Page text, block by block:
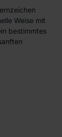
Weise mit
bestimmtes